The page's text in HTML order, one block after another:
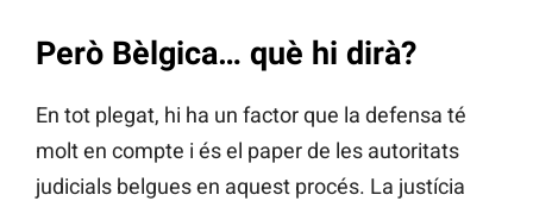
Però Bèlgica… què hi dirà?
En tot plegat, hi ha un factor que la defensa té
molt en compte i és el paper de les autoritats
judicials belgues en aquest procés. La justícia